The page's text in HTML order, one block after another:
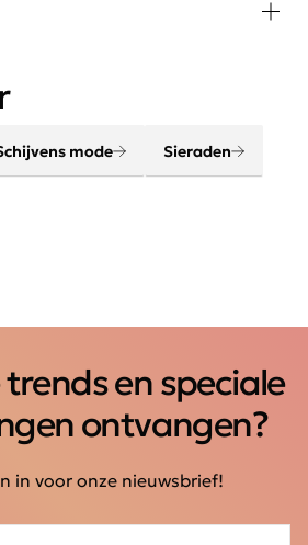
compleet met onze sjaals,
mode Sieraden
en speciale
ontvangen?
in voor onze nieuwsbrief!